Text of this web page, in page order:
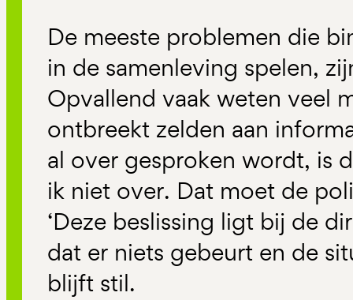
De meeste problemen die
in de samenleving spelen,
Opvallend vaak weten veel
ontbreekt zelden aan
al over gesproken wordt, is
ik niet over. Dat moet de
‘Deze beslissing ligt bij de
dat er niets gebeurt en de
blijft stil.